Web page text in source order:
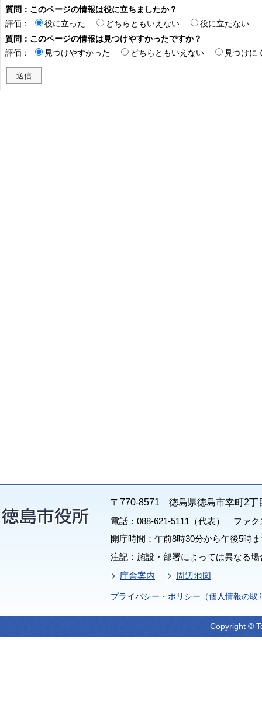
質問：このページの情報は役に立ちましたか？
評価：
役に立った どちらともいえない
役に立たない
質問：このページの情報は見つけやすかったですか？
評価：
見つけやすかった どちらともいえない 見つけに
〒770-8571 徳島県徳島市幸町2丁
電話：088-621-5111（代表） ファク
開庁時間：午前8時30分から午後5時
注記：施設・部署によっては異なる
庁舎案内
周辺地図
プライバシー・ポリシー（個人情報の取
Copyright ©